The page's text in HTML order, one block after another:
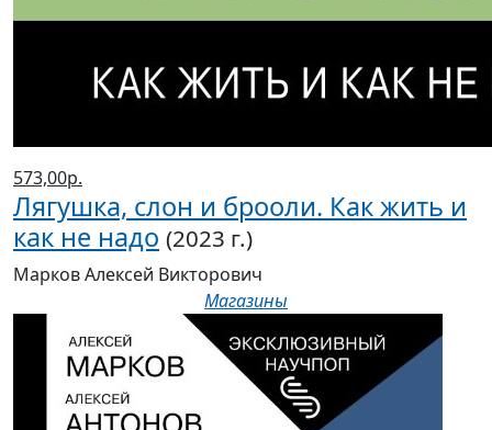
573,00р.
Лягушка, слон и брооли. Как жить и
как не надо (2023 г.)
Марков Алексей Викторович
Магазины